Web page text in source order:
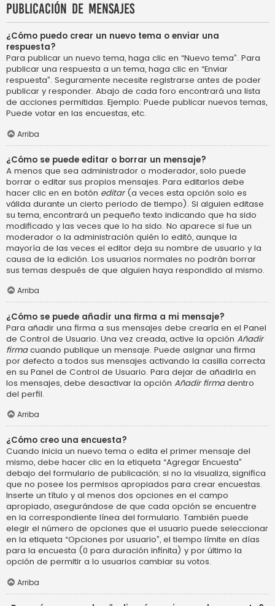
Publicación de mensajes
¿Cómo puedo crear un nuevo tema o enviar una
respuesta?
Para publicar un nuevo tema, haga clic en “Nuevo tema”. Para
publicar una respuesta a un tema, haga clic en “Enviar
respuesta”. Seguramente necesite registrarse antes de poder
publicar y responder. Abajo de cada foro encontrará una lista
de acciones permitidas. Ejemplo: Puede publicar nuevos temas,
Puede votar en las encuestas, etc.
Arriba
¿Cómo se puede editar o borrar un mensaje?
A menos que sea administrador o moderador, solo puede
borrar o editar sus propios mensajes. Para editarlos debe
hacer clic en en botón editar(a veces esta opción solo es
válida durante un cierto periodo de tiempo). Si alguien editase
su tema, encontrará un pequeño texto indicando que ha sido
modificado y las veces que lo ha sido. No aparece si fue un
moderador o la administración quién lo editó, aunque la
mayoría de las veces el editor deja su nombre de usuario y la
causa de la edición. Los usuarios normales no podrán borrar
sus temas después de que alguien haya respondido al mismo.
Arriba
¿Cómo se puede añadir una firma a mi mensaje?
Para añadir una firma a sus mensajes debe crearla en el Panel
de Control de Usuario. Una vez creada, active la opción Añadir
firmacuando publique un mensaje. Puede asignar una firma
por defecto a todos sus mensajes activando la casilla correcta
en su Panel de Control de Usuario. Para dejar de añadirla en
los mensajes, debe desactivar la opción Añadir firmadentro
del perfil.
Arriba
¿Cómo creo una encuesta?
Cuando inicia un nuevo tema o edita el primer mensaje del
mismo, debe hacer clic en la etiqueta “Agregar Encuesta”
debajo del formulario de publicación; si no la visualiza, significa
que no posee los permisos apropiados para crear encuestas.
Inserte un título y al menos dos opciones en el campo
apropiado, asegurándose de que cada opción se encuentre
en la correspondiente línea del formulario. También puede
elegir el número de opciones que el usuario puede seleccionar
en la etiqueta “Opciones por usuario”, el tiempo límite en días
para la encuesta (0 para duración infinita) y por último la
opción de permitir a lo usuarios cambiar su votos.
Arriba